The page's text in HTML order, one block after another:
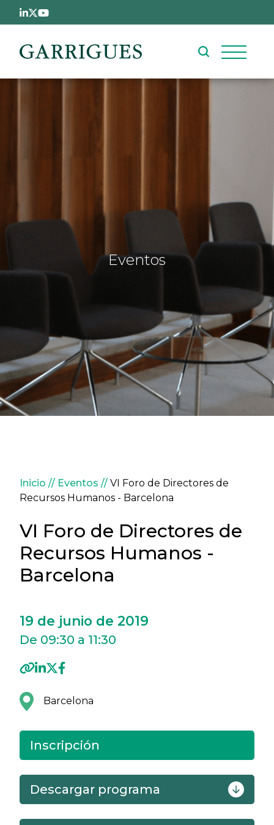
Pasar al contenido principal
Eventos
Sobrescribir enlaces de
Inicio Eventos
VI Foro de Directores de
Recursos Humanos - Barcelona
VI Foro de Directores de
Recursos Humanos -
Barcelona
19 de junio de 2019
De 09:30 a 11:30
Barcelona
Inscripción
Descargar programa